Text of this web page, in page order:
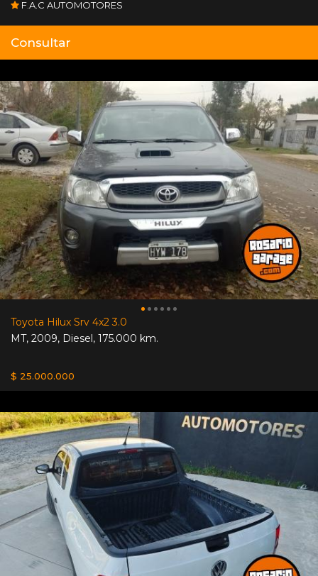
F.A.C AUTOMOTORES
Consultar
Toyota Hilux Srv 4x2 3.0
MT, 2009, Diesel , 175.000 km.
$ 25.000.000